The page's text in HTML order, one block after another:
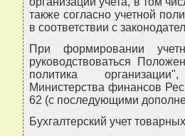
также согласно учетной
в соответствии с
При формировании
руководствоваться
политика
Министерства финансов
62 (с последующими
Бухгалтерский учет